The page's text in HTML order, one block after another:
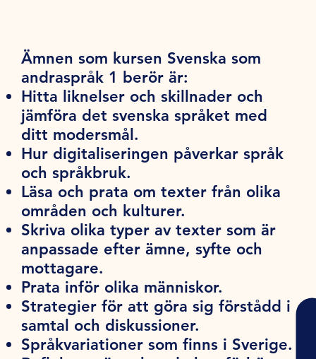
Ämnen som kursen Svenska som
andraspråk 1 berör är:
Hitta liknelser och skillnader och
jämföra det svenska språket med
ditt modersmål.
Hur digitaliseringen påverkar språk
och språkbruk.
Läsa och prata om texter från olika
områden och kulturer.
Skriva olika typer av texter som är
anpassade efter ämne, syfte och
mottagare.
Prata inför olika människor.
Strategier för att göra sig förstådd i
samtal och diskussioner.
Språkvariationer som finns i Sverige.